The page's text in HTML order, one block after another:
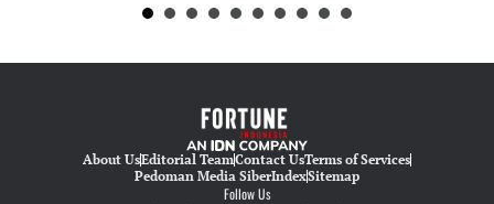
About UsEditorial TeamContact UsTerms of Services
Pedoman Media SiberIndexSitemap
Follow Us